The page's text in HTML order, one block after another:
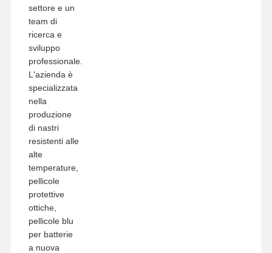
settore e un
team di
ricerca e
sviluppo
professionale.
L'azienda è
specializzata
nella
produzione
di nastri
resistenti alle
alte
temperature,
pellicole
protettive
ottiche,
pellicole blu
per batterie
a nuova